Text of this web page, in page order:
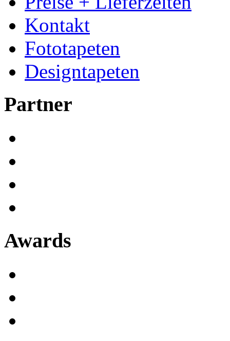
Kontakt
Fototapeten
Designtapeten
Partner
Awards